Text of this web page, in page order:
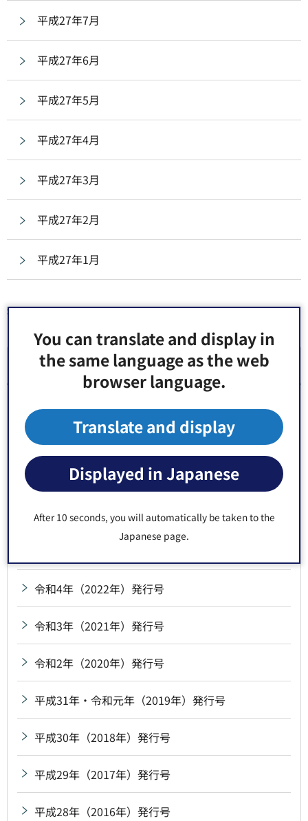
You can translate and display in
the same language as the web
browser language.
Translate and display
Displayed in Japanese
After 10 seconds, you will automatically be taken to the
Japanese page.
平成27年7月
平成27年6月
平成27年5月
平成27年4月
平成27年3月
平成27年2月
平成27年1月
同じ分類から探す
区報
令和8年（2026年）発行号
令和7年（2025年）発行号
令和6年（2024年）発行号
令和4年（2022年）発行号
令和3年（2021年）発行号
令和2年（2020年）発行号
平成31年・令和元年（2019年）発行号
平成30年（2018年）発行号
平成29年（2017年）発行号
平成28年（2016年）発行号